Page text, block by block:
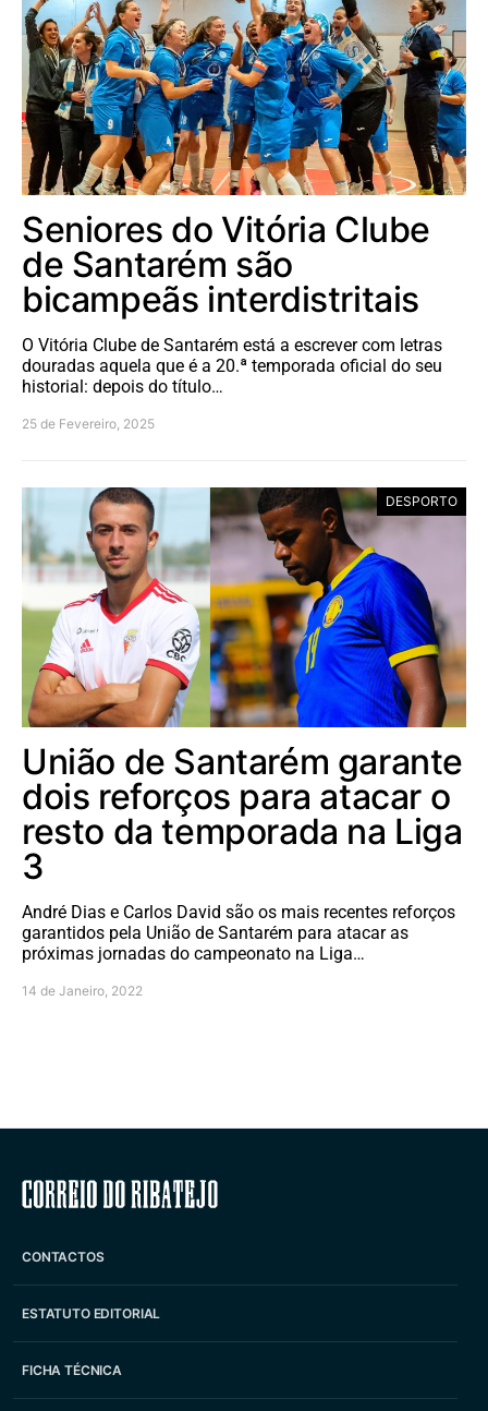
Seniores do Vitória Clube
de Santarém são
bicampeãs interdistritais
O Vitória Clube de Santarém está a escrever com letras
douradas aquela que é a 20.ª temporada oficial do seu
historial: depois do título…
25 de Fevereiro, 2025
DESPORTO
União de Santarém garante
dois reforços para atacar o
resto da temporada na Liga
3
André Dias e Carlos David são os mais recentes reforços
garantidos pela União de Santarém para atacar as
próximas jornadas do campeonato na Liga…
14 de Janeiro, 2022
Correio do Ribatejo
CONTACTOS
ESTATUTO EDITORIAL
FICHA TÉCNICA